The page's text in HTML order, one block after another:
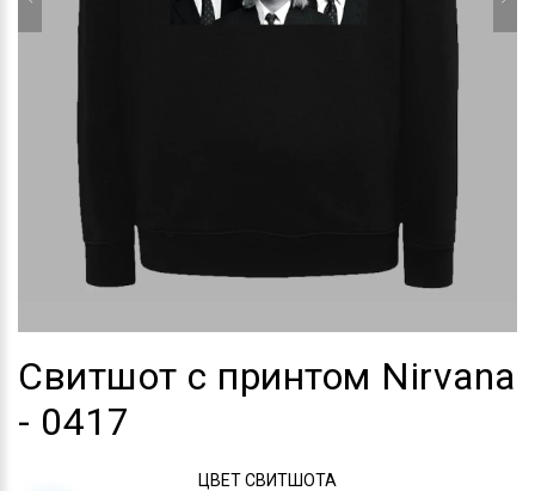
Свитшот с принтом Nirvana
- 0417
ЦВЕТ СВИТШОТА